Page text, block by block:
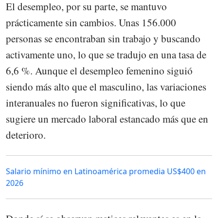
El desempleo, por su parte, se mantuvo
prácticamente sin cambios. Unas 156.000
personas se encontraban sin trabajo y buscando
activamente uno, lo que se tradujo en una tasa de
6,6 %. Aunque el desempleo femenino siguió
siendo más alto que el masculino, las variaciones
interanuales no fueron significativas, lo que
sugiere un mercado laboral estancado más que en
deterioro.
Salario mínimo en Latinoamérica promedia US$400 en
2026